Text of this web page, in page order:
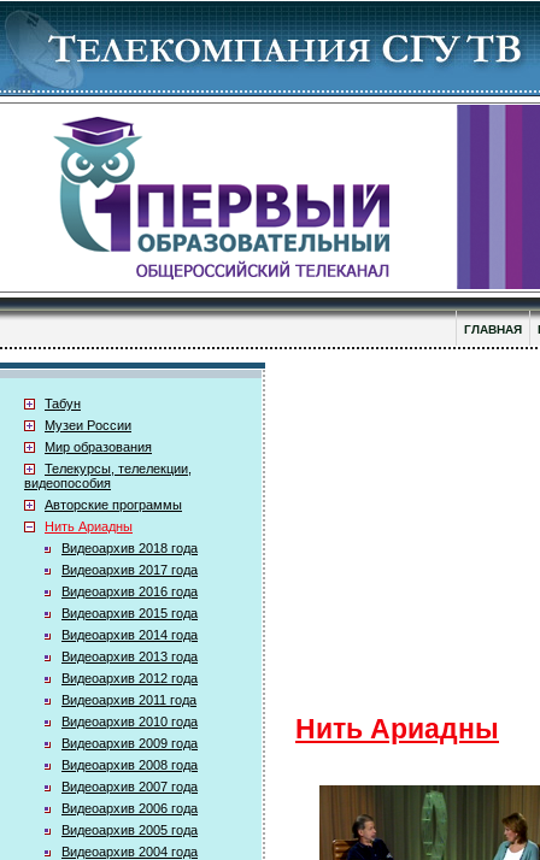
ГЛАВНАЯ
Табун
Музеи России
Мир образования
Телекурсы, телелекции,
видеопособия
Авторские программы
Нить Ариадны
Видеоархив 2018 года
Видеоархив 2017 года
Видеоархив 2016 года
Видеоархив 2015 года
Видеоархив 2014 года
Видеоархив 2013 года
Видеоархив 2012 года
Видеоархив 2011 года
Видеоархив 2010 года
Видеоархив 2009 года
Видеоархив 2008 года
Видеоархив 2007 года
Видеоархив 2006 года
Видеоархив 2005 года
Видеоархив 2004 года
Нить Ариадны